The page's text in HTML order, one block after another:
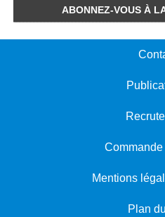
ABONNEZ-VOUS À
Mentions
Plan